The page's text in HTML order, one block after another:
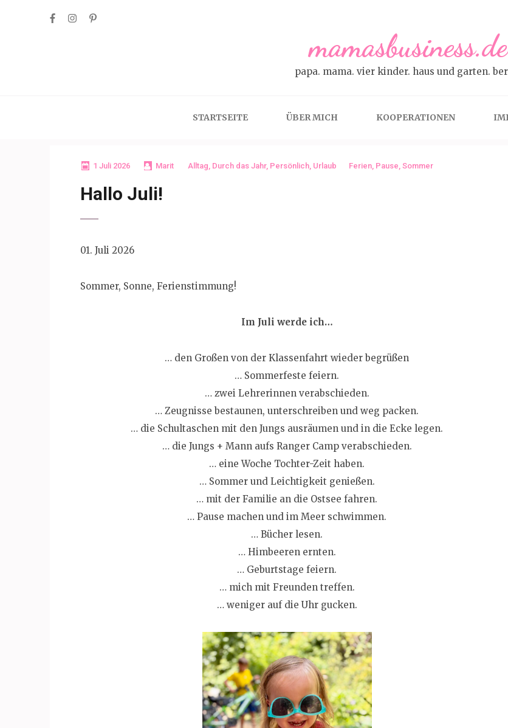
mamasbusiness.de
papa. mama. vier kinder. haus und garten.
STARTSEITE ÜBER MICH KOOPERATIONEN
1 Juli 2026 Marit Alltag, Durch das Jahr, Persönlich, Urlaub Ferien, Pause, Sommer
Hallo Juli!
01. Juli 2026
Sommer, Sonne, Ferienstimmung!
Im Juli werde ich…
… den Großen von der Klassenfahrt wieder begrüßen
… Sommerfeste feiern.
… zwei Lehrerinnen verabschieden.
… Zeugnisse bestaunen, unterschreiben und weg packen.
… die Schultaschen mit den Jungs ausräumen und in die Ecke legen.
… die Jungs + Mann aufs Ranger Camp verabschieden.
… eine Woche Tochter-Zeit haben.
… Sommer und Leichtigkeit genießen.
… mit der Familie an die Ostsee fahren.
… Pause machen und im Meer schwimmen.
… Bücher lesen.
… Himbeeren ernten.
… Geburtstage feiern.
… mich mit Freunden treffen.
… weniger auf die Uhr gucken.